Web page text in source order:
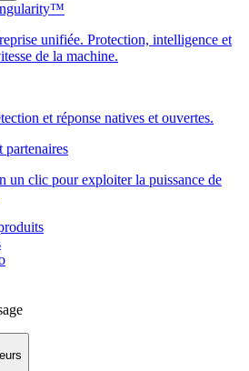
unifiée. Protection, intelligence et
de la machine.
et réponse natives et ouvertes.
partenaires
un clic pour exploiter la puissance de